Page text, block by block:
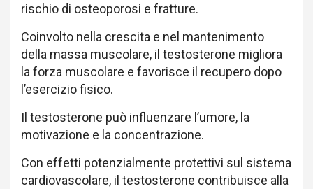
rischio di osteoporosi e fratture.
Coinvolto nella crescita e nel mantenimento
della massa muscolare, il testosterone migliora
la forza muscolare e favorisce il recupero dopo
l’esercizio fisico.
Il testosterone può influenzare l’umore, la
motivazione e la concentrazione.
Con effetti potenzialmente protettivi sul sistema
cardiovascolare, il testosterone contribuisce alla